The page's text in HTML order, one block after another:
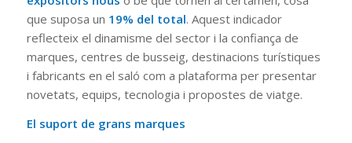
que suposa un 19% del total. Aquest indicador
reflecteix el dinamisme del sector i la confiança de
marques, centres de busseig, destinacions turístiques
i fabricants en el saló com a plataforma per presentar
novetats, equips, tecnologia i propostes de viatge.
El suport de grans marques